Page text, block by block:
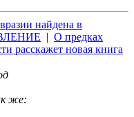
найдена в
| О предках
расскажет новая книга
же: